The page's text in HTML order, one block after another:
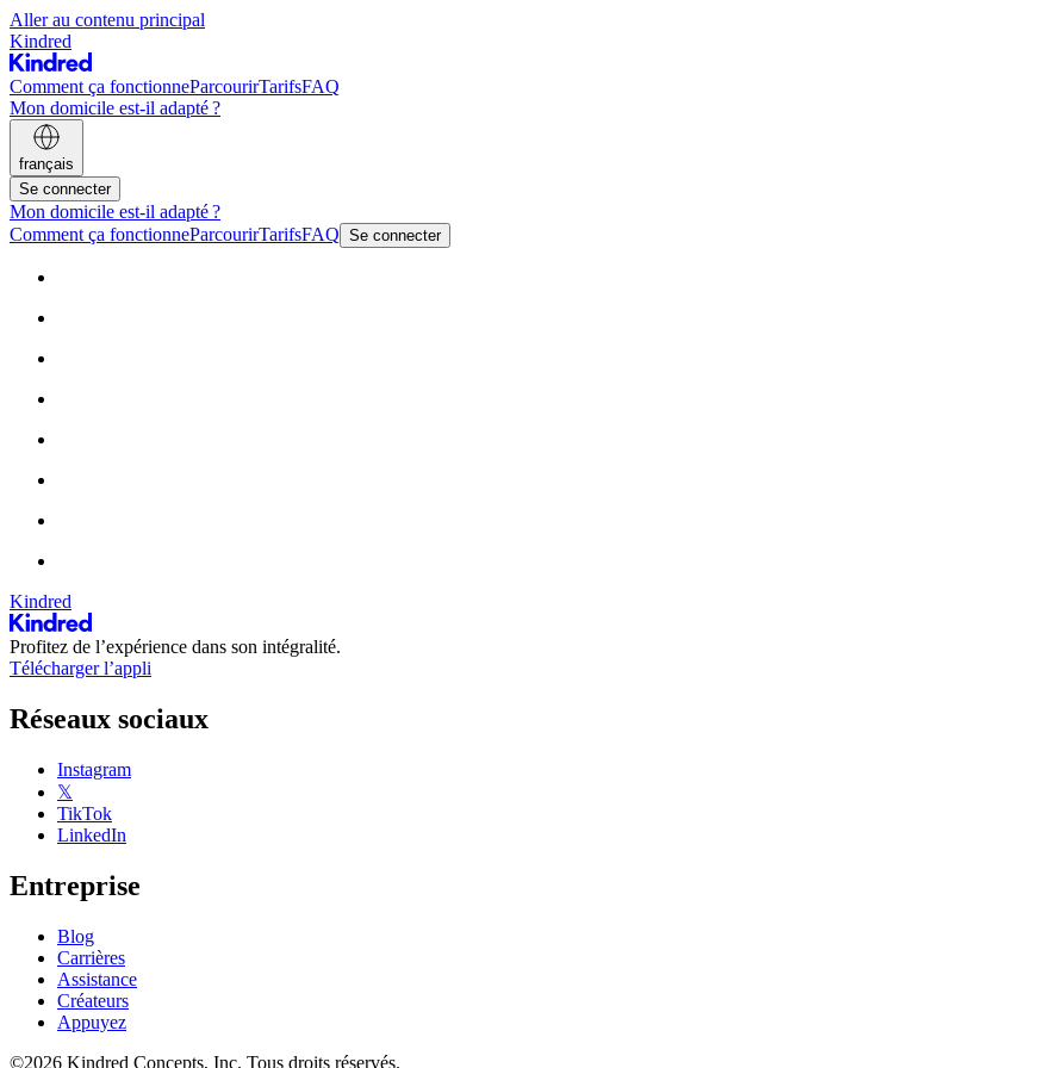
Aller au contenu principal
Kindred
Comment ça fonctionneParcourirTarifsFAQ
Mon domicile est-il adapté ?
français
Se connecter
Mon domicile est-il adapté ?
Comment ça fonctionneParcourirTarifsFAQ Se connecter
Kindred
Profitez de l’expérience dans son intégralité.
Télécharger l’appli
Réseaux sociaux
Instagram
𝕏
TikTok
LinkedIn
Entreprise
Blog
Carrières
Assistance
Créateurs
Appuyez
©2026 Kindred Concepts, Inc. Tous droits réservés.